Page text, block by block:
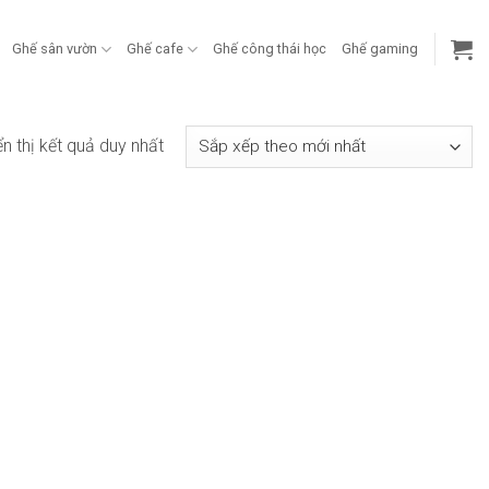
Ghế sân vườn Ghế cafe Ghế công thái học Ghế gaming
thị kết quả duy nhất